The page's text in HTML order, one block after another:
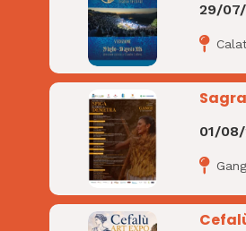
29/
01/